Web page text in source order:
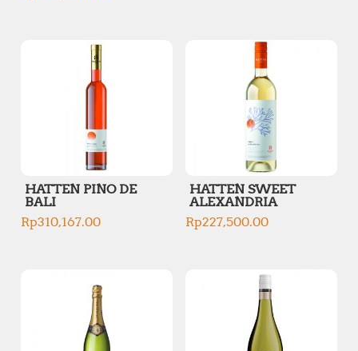
HATTEN PINO DE
BALI
Rp310,167.00
HATTEN SWEET
ALEXANDRIA
Rp227,500.00